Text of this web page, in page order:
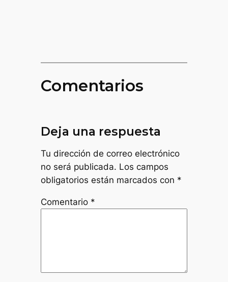
Comentarios
Deja una respuesta
Tu dirección de correo electrónico
no será publicada. Los campos
obligatorios están marcados con *
Comentario *